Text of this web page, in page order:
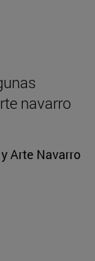
navarro
Arte Navarro